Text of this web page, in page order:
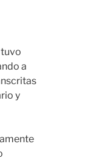
a
y